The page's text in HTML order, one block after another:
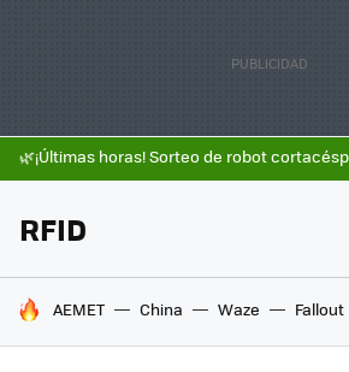
🌿¡Últimas horas! Sorteo de robot
RFID
HOY SE HABLA DE
AEMET China Waze Fallout